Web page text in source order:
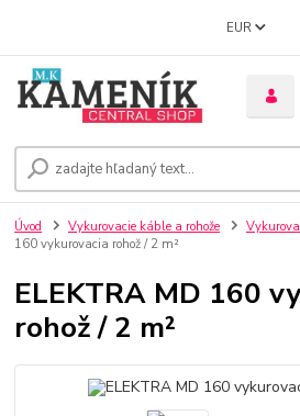
EUR
Úvod Vykurovacie káble a rohože
160 vykurovacia rohož / 2 m²
ELEKTRA MD 160
rohož / 2 m²